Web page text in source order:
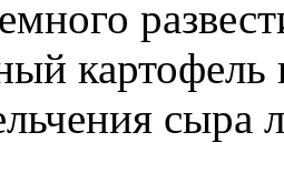
картофель
сыра